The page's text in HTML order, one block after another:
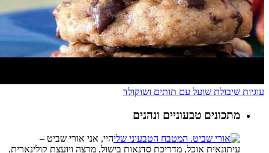
עוגיות שיבולת שועל עם תותים ושוקולד
מתכונים טבעוניים ונהנים
היי, אני אורי שביט –
עיתונאית אוכל, מדריכת סדנאות בישול, מרצה ויועצת קולינארית,